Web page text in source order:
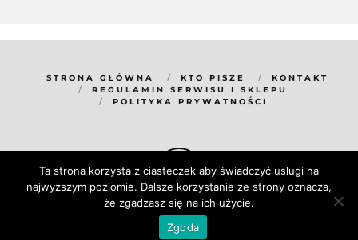
STRONA GŁÓWNA KTO PISZE
KONTAKT
REGULAMIN SERWISU I SKLEPU
POLITYKA PRYWATNOŚCI
Ta strona korzysta z ciasteczek aby świadczyć usługi na
najwyższym poziomie. Dalsze korzystanie ze strony oznacza,
że zgadzasz się na ich użycie.
Zgoda